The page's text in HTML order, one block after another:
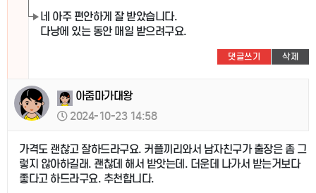
네 아주 편안하게 잘 받았습니다.
다낭에 있는 동안 매일 받으려구요.
댓글쓰기 삭제
아줌마가대왕
2024-10-23 14:58
가격도 괜찮고 잘하드라구요. 커플끼리와서 남자친구가 출장은 좀 그
렇지 않아하길래. 괜찮데 해서 받앗는데. 더운데 나가서 받는거보다
좋다고 하드라구요. 추천합니다.